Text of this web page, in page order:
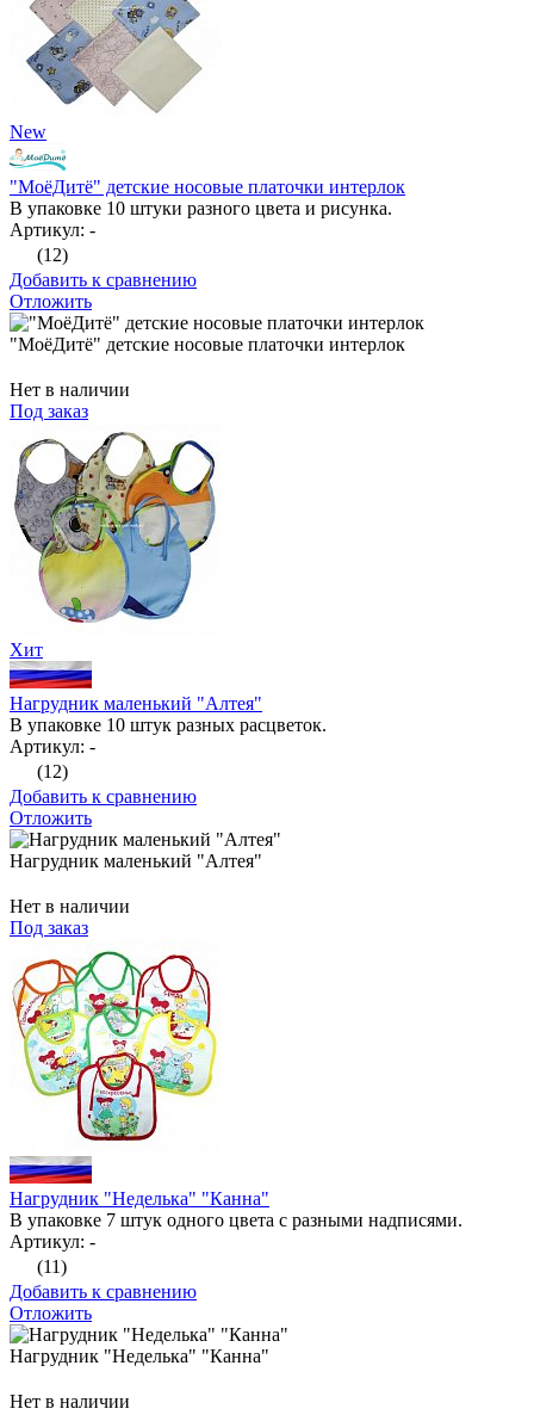
New
"МоёДитё" детские носовые платочки интерлок
В упаковке 10 штуки разного цвета и рисунка.
Артикул: -
(12)
Добавить к сравнению
Отложить
"МоёДитё" детские носовые платочки интерлок
Нет в наличии
Под заказ
Хит
Нагрудник маленький "Алтея"
В упаковке 10 штук разных расцветок.
Артикул: -
(12)
Добавить к сравнению
Отложить
Нагрудник маленький "Алтея"
Нет в наличии
Под заказ
Нагрудник "Неделька" "Канна"
В упаковке 7 штук одного цвета с разными надписями.
Артикул: -
(11)
Добавить к сравнению
Отложить
Нагрудник "Неделька" "Канна"
Нет в наличии